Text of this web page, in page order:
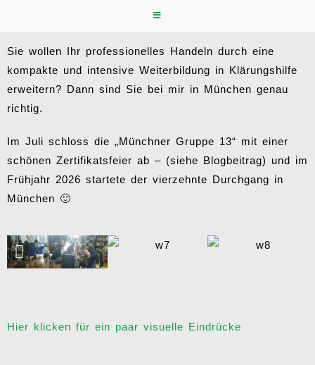
18 tägige Ausbildung in München (in Kooperation
Sie wollen Ihr professionelles Handeln durch eine
kompakte und intensive Weiterbildung in Klärungshilfe
erweitern? Dann sind Sie bei mir in München genau
richtig.
Im Juli schloss die „Münchner Gruppe 13“ mit einer
schönen Zertifikatsfeier ab – (siehe Blogbeitrag) und im
Frühjahr 2026 startete der vierzehnte Durchgang in
München 🙂
Hier klicken für ein paar visuelle Eindrücke